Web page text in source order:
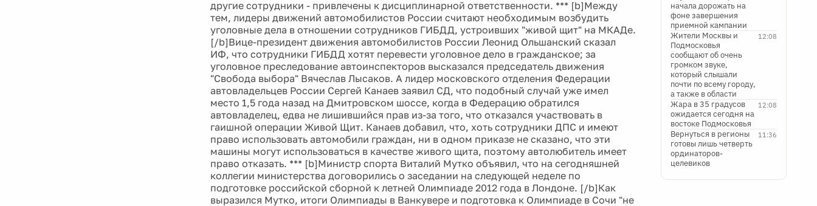
другие сотрудники - привлечены к дисциплинарной ответственности. *** [b]Между
тем, лидеры движений автомобилистов России считают необходимым возбудить
уголовные дела в отношении сотрудников ГИБДД, устроивших "живой щит" на МКАДе.
[/b]Вице-президент движения автомобилистов России Леонид Ольшанский сказал
ИФ, что сотрудники ГИБДД хотят перевести уголовное дело в гражданское; за
уголовное преследование автоинспекторов высказался председатель движения
"Свобода выбора" Вячеслав Лысаков. А лидер московского отделения Федерации
автовладельцев России Сергей Канаев заявил СД, что подобный случай уже имел
место 1,5 года назад на Дмитровском шоссе, когда в Федерацию обратился
автовладелец, едва не лишившийся прав из-за того, что отказался участвовать в
гаишной операции Живой Щит. Канаев добавил, что, хоть сотрудники ДПС и имеют
право использовать автомобили граждан, ни в одном приказе не сказано, что эти
машины могут использоваться в качестве живого щита, поэтому автолюбитель имеет
право отказать. *** [b]Министр спорта Виталий Мутко объявил, что на сегодняшней
коллегии министерства договорились о заседании на следующей неделе по
подготовке российской сборной к летней Олимпиаде 2012 года в Лондоне. [/b]Как
выразился Мутко, итоги Олимпиады в Ванкувере и подготовка к Олимпиаде в Сочи "не
начала дорожать на
фоне завершения
приемной кампании
12:08
Жители Москвы и
Подмосковья
сообщают об очень
громком звуке,
который слышали
почти по всему городу,
а также в области
12:08
Жара в 35 градусов
ожидается сегодня на
востоке Подмосковья
11:36
Вернуться в регионы
готовы лишь четверть
ординаторов-
целевиков